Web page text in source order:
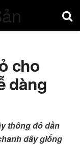
cho
dàng
thông đỏ dần
dây giống